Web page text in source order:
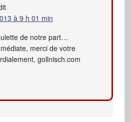
à 9 h 01 min
de notre part…
merci de votre
gollnisch.com